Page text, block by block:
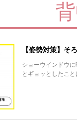
【姿勢対策】そ
ショーウインドウ
とギョッとしたこ